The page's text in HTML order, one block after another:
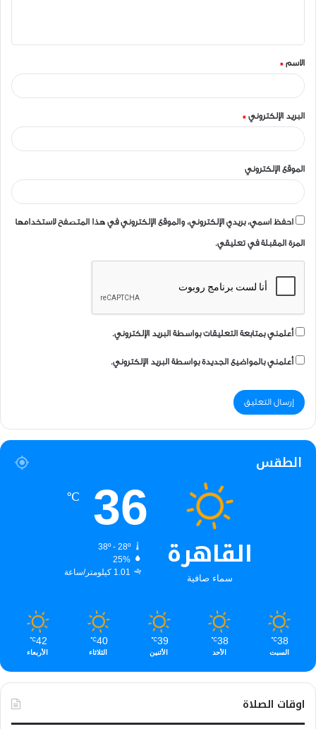
ق
*الاسم *
البريد الإلكتروني *
الموقع الإلكتروني
احفظ اسمي، بريدي الإلكتروني، والموقع الإلكتروني في هذا المتصفح لاستخدامها
المرة المقبلة في تعليقي.
أعلمني بمتابعة التعليقات بواسطة البريد الإلكتروني.
أعلمني بالمواضيع الجديدة بواسطة البريد الإلكتروني.
الطقس
القاهرة
سماء صافية
36
℃
38º - 28º
25%
1.01 كيلومتر/ساعة
38
℃
السبت
38
℃
الأحد
39
℃
الأثنين
40
℃
الثلاثاء
42
℃
الأربعاء
اوقات الصلاة